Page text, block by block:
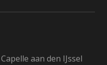
aan den IJssel